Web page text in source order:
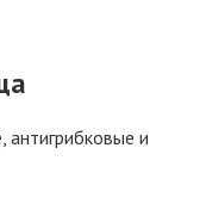
антигрибковые и